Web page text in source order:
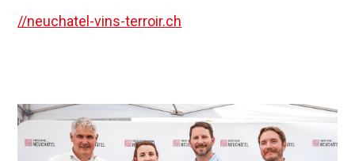
//neuchatel-vins-terroir.ch